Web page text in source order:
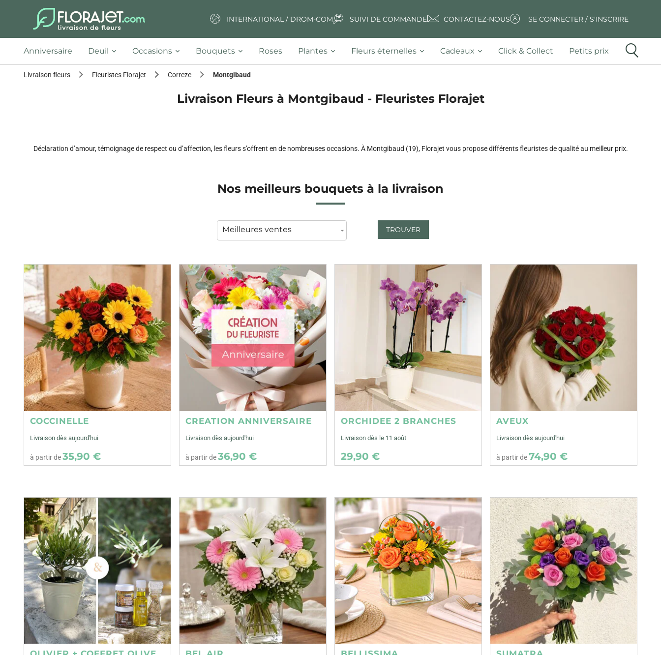
INTERNATIONAL / DROM-COM SUIVI DE COMMANDE CONTACTEZ-NOUS SE CONNECTER / S'INSCRIRE
Anniversaire Deuil Occasions Bouquets Roses Plantes Fleurs éternelles Cadeaux Click & Collect Petits prix
Livraison fleurs Fleuristes Florajet Correze Montgibaud
Livraison Fleurs à Montgibaud - Fleuristes Florajet
Déclaration d’amour, témoignage de respect ou d’affection, les fleurs s’offrent en de nombreuses occasions. À Montgibaud (19), Florajet vous propose différents fleuristes de qualité au meilleur prix.
Nos meilleurs bouquets à la livraison
TROUVER
COCCINELLE
Livraison dès aujourd'hui
à partir de35,90 €
CREATION ANNIVERSAIRE
Livraison dès aujourd'hui
à partir de36,90 €
ORCHIDEE 2 BRANCHES
Livraison dès le 11 août
29,90 €
AVEUX
Livraison dès aujourd'hui
à partir de74,90 €